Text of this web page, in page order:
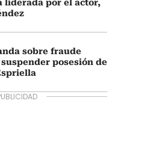
liderada por el actor,
sobre fraude
posesión de